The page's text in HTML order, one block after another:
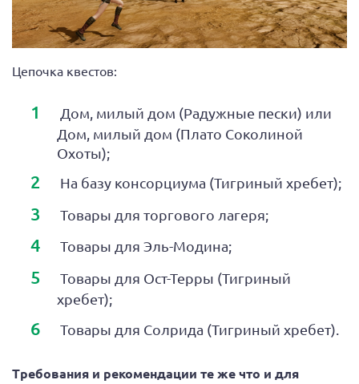
Цепочка квестов:
Дом, милый дом (Радужные пески) или
Дом, милый дом (Плато Соколиной
Охоты);
На базу консорциума (Тигриный хребет)‎;
Товары для торгового лагеря;
Товары для Эль-Модина;
Товары для Ост-Терры (Тигриный
хребет)‎;
Товары для Солрида (Тигриный хребет)‎.
Требования и рекомендации те же что и для